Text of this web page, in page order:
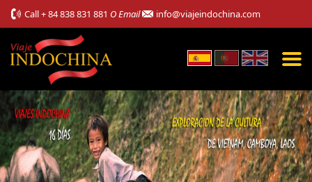
Call+ 84 838 831 881 O Email info@viajeindochina.com